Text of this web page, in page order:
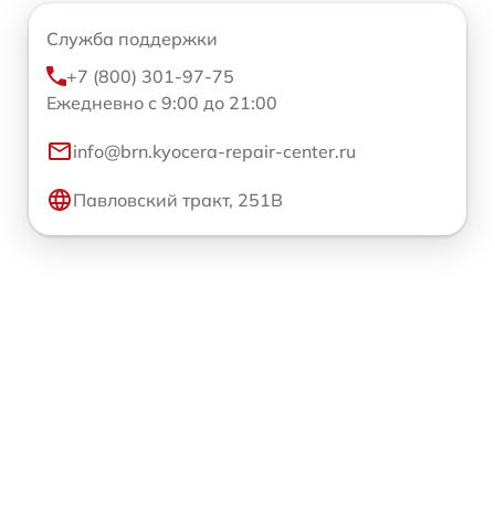
Служба поддержки
+7 (800) 301-97-75
Ежедневно с 9:00 до 21:00
info@brn.kyocera-repair-center.ru
Павловский тракт, 251В